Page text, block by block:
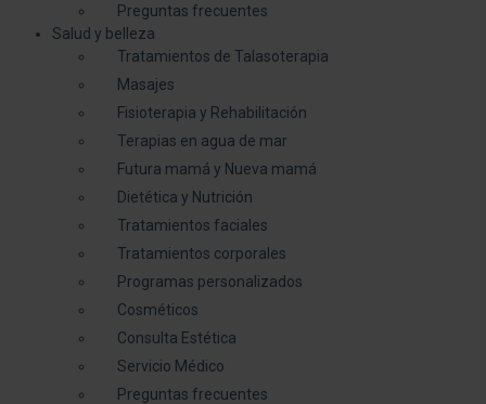
Preguntas frecuentes
Salud y belleza
Tratamientos de Talasoterapia
Masajes
Fisioterapia y Rehabilitación
Terapias en agua de mar
Futura mamá y Nueva mamá
Dietética y Nutrición
Tratamientos faciales
Tratamientos corporales
Programas personalizados
Cosméticos
Consulta Estética
Servicio Médico
Preguntas frecuentes